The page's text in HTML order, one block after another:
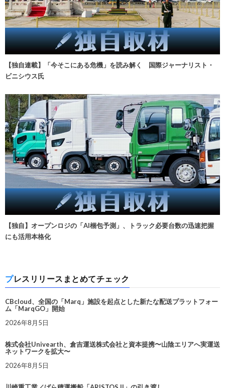
【独自連載】「今そこにある危機」を読み解く 国際ジャーナリスト・
ビニシウス氏
【独自】オープンロジの「AI梱包予測」、トラック必要台数の迅速把握
にも活用本格化
プレスリリースまとめてチェック
CBcloud、全国の「Marq」施設を起点とした新たな配送プラットフォー
ム「MarqGO」開始
2026年8月5日
株式会社Univearth、倉吉運送株式会社と資本提携〜山陰エリアへ実運送
ネットワークを拡大〜
2026年8月5日